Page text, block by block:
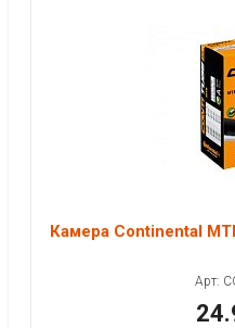
Камера Continental
Арт: